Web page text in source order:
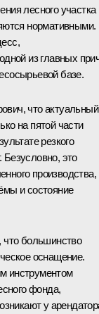
лесного участка
нормативными.
из главных
базе.
что актуальный
на пятой части
резкого
Безусловно, это
производства,
и состояние
что большинство
оснащение.
инструментом
фонда,
у